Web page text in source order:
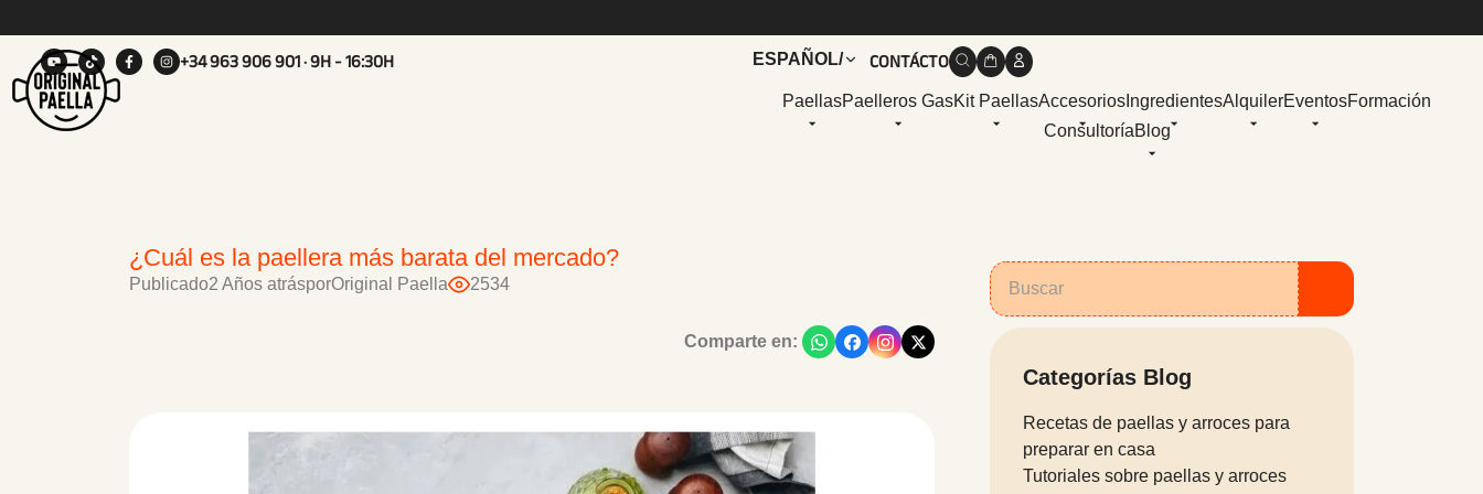
+34 963 906 901· 9H - 16:30H ESPAÑOL/ CONTÁCTO
PaellasPaelleros GasKit PaellasAccesorios IngredientesAlquilerEventosFormación
ConsultoríaBlog
¿Cuál es la paellera más barata del mercado?
Publicado2 Años atrásporOriginal Paella 2534
Comparte en:
Categorías Blog
Recetas de paellas y arroces para
preparar en casa
Tutoriales sobre paellas y arroces